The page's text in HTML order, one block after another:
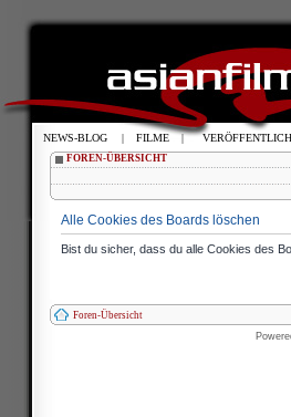
FOREN-ÜBERSICHT
Alle Cookies des Boards löschen
Bist du sicher, dass du alle Cookies des
Foren-Übersicht
NEWS-BLOG | FILME |